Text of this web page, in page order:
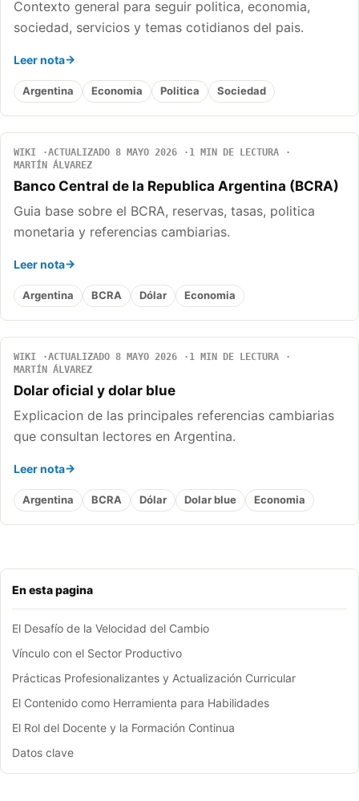
En esta pagina
El Desafío de la Velocidad del Cambio
Vínculo con el Sector Productivo
Prácticas Profesionalizantes y Actualización Curricular
El Contenido como Herramienta para Habilidades
El Rol del Docente y la Formación Continua
Datos clave
Contexto general para seguir politica, economia,
sociedad, servicios y temas cotidianos del pais.
Leer nota
Argentina Economia Politica Sociedad
WIKI ACTUALIZADO 8 MAYO 2026
1 MIN DE LECTURA
MARTÍN ÁLVAREZ
Banco Central de la Republica Argentina (BCRA)
Guia base sobre el BCRA, reservas, tasas, politica
monetaria y referencias cambiarias.
Leer nota
Argentina BCRA Dólar Economia
WIKI ACTUALIZADO 8 MAYO 2026
1 MIN DE LECTURA
MARTÍN ÁLVAREZ
Dolar oficial y dolar blue
Explicacion de las principales referencias cambiarias
que consultan lectores en Argentina.
Leer nota
Argentina BCRA Dólar Dolar blue Economia